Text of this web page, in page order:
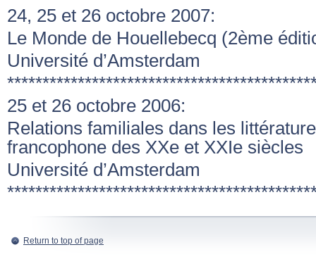
24, 25 et 26 octobre 2007:
Le Monde de Houellebecq (2ème
Université d’Amsterdam
25 et 26 octobre 2006:
Relations familiales dans les
francophone des XXe et XXIe siècles
Université d’Amsterdam
Return to top of page